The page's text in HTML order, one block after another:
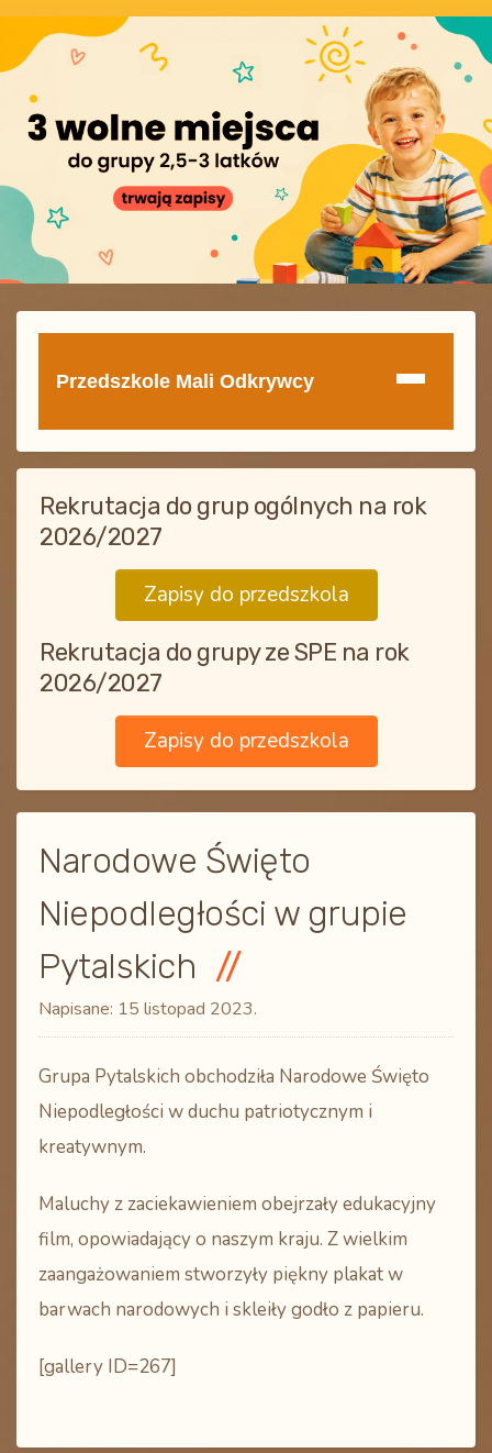
Przedszkole Mali Odkrywcy
Rekrutacja do grup ogólnych na rok
2026/2027
Zapisy do przedszkola
Rekrutacja do grupy ze SPE na rok
2026/2027
Zapisy do przedszkola
Narodowe Święto
Niepodległości w grupie
Pytalskich
Napisane: 15 listopad 2023.
Grupa Pytalskich obchodziła Narodowe Święto
Niepodległości w duchu patriotycznym i
kreatywnym.
Maluchy z zaciekawieniem obejrzały edukacyjny
film, opowiadający o naszym kraju. Z wielkim
zaangażowaniem stworzyły piękny plakat w
barwach narodowych i skleiły godło z papieru.
[gallery ID=267]